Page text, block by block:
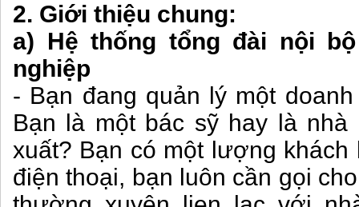
2. Giới thiệu chung:
a) Hệ thống tổng đài nội
nghiệp
- Bạn đang quản lý một
Bạn là một bác sỹ hay là
xuất? Bạn có một lượng
điện thoại, bạn luôn cần gọi